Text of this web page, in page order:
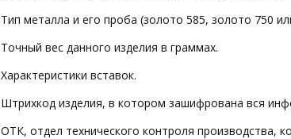
Тип металла и его проба (золото 585, золото 750
Точный вес данного изделия в граммах.
Характеристики вставок.
Штрихкод изделия, в котором зашифрована вся
ОТК, отдел технического контроля производства,